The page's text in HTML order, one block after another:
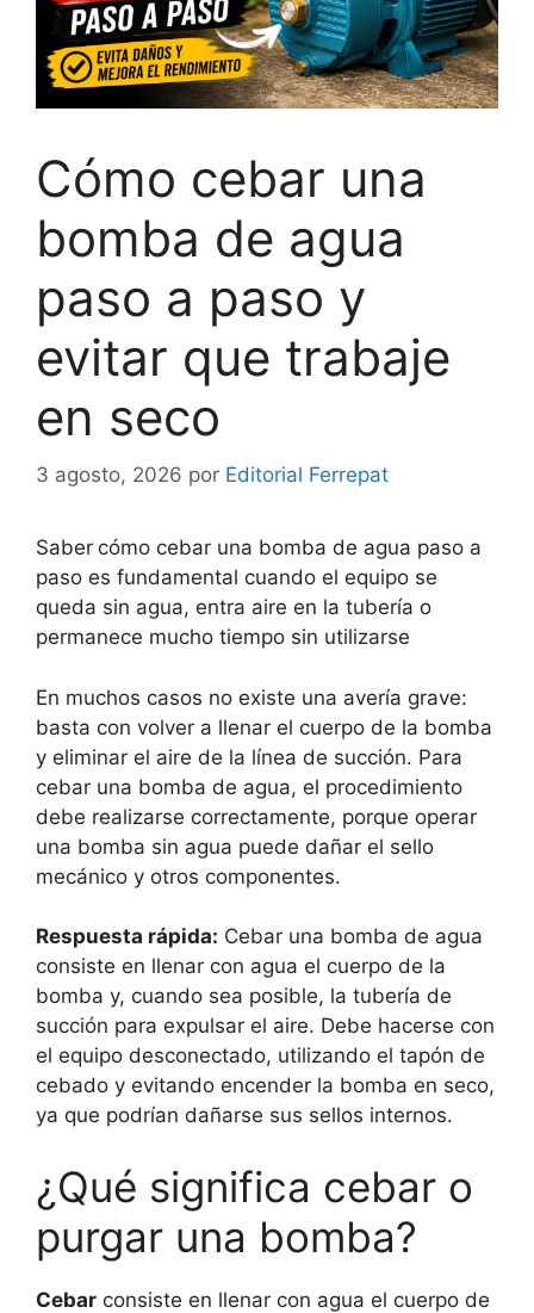
Cómo cebar una
bomba de agua
paso a paso y
evitar que trabaje
en seco
3 agosto, 2026 por Editorial Ferrepat
Saber cómo cebar una bomba de agua paso a
paso es fundamental cuando el equipo se
queda sin agua, entra aire en la tubería o
permanece mucho tiempo sin utilizarse
En muchos casos no existe una avería grave:
basta con volver a llenar el cuerpo de la bomba
y eliminar el aire de la línea de succión. Para
cebar una bomba de agua, el procedimiento
debe realizarse correctamente, porque operar
una bomba sin agua puede dañar el sello
mecánico y otros componentes.
Respuesta rápida: Cebar una bomba de agua
consiste en llenar con agua el cuerpo de la
bomba y, cuando sea posible, la tubería de
succión para expulsar el aire. Debe hacerse con
el equipo desconectado, utilizando el tapón de
cebado y evitando encender la bomba en seco,
ya que podrían dañarse sus sellos internos.
¿Qué significa cebar o
purgar una bomba?
Cebar consiste en llenar con agua el cuerpo de